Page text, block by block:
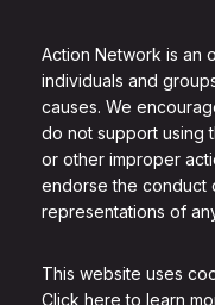
Action Network is an
individuals and
causes. We
do not support using
or other improper
endorse the conduct
representations of
This website uses
Click here to learn